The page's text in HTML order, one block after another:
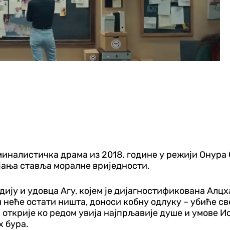
драма из 2018. године у режији Онура
ставља моралне вриједности.
и удовца Агу, којем је дијагностификована
остати ништа, доноси кобну одлуку – убиће
ко редом увија најпрљавије душе и умове
бура.